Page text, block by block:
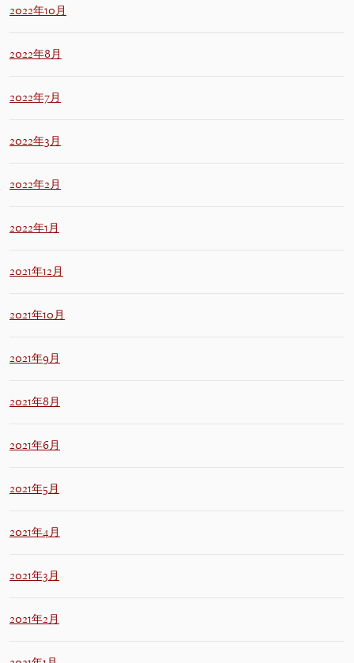
2022年10月
2022年8月
2022年7月
2022年3月
2022年2月
2022年1月
2021年12月
2021年10月
2021年9月
2021年8月
2021年6月
2021年5月
2021年4月
2021年3月
2021年2月